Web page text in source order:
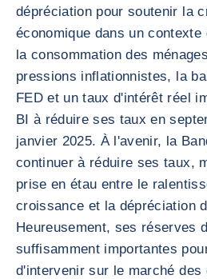
dépréciation pour soutenir la
économique dans un
la consommation des
pressions inflationnistes, la
FED et un taux d'intérêt réel
BI à réduire ses taux en
janvier 2025. À l'avenir, la
continuer à réduire ses taux,
prise en étau entre le
croissance et la dépréciation
Heureusement, ses réserves
suffisamment importantes
d'intervenir sur le marché des